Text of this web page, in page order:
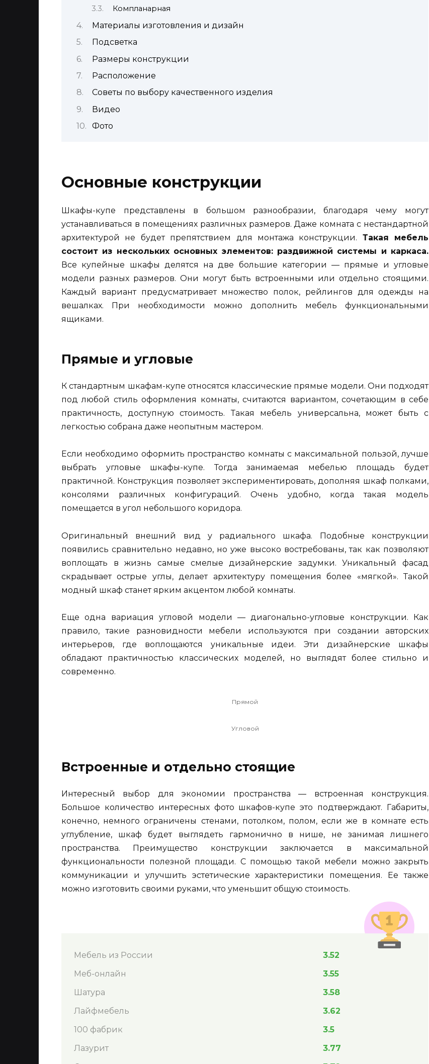
Компланарная
Материалы изготовления и дизайн
Подсветка
Размеры конструкции
Расположение
Советы по выбору качественного изделия
Видео
Фото
Основные конструкции
Шкафы-купе представлены в большом разнообразии, благодаря чему могут
устанавливаться в помещениях различных размеров. Даже комната с нестандартной
архитектурой не будет препятствием для монтажа конструкции. Такая мебель
состоит из нескольких основных элементов: раздвижной системы и каркаса.
Все купейные шкафы делятся на две большие категории — прямые и угловые
модели разных размеров. Они могут быть встроенными или отдельно стоящими.
Каждый вариант предусматривает множество полок, рейлингов для одежды на
вешалках. При необходимости можно дополнить мебель функциональными
ящиками.
Прямые и угловые
К стандартным шкафам-купе относятся классические прямые модели. Они подходят
под любой стиль оформления комнаты, считаются вариантом, сочетающим в себе
практичность, доступную стоимость. Такая мебель универсальна, может быть с
легкостью собрана даже неопытным мастером.
Если необходимо оформить пространство комнаты с максимальной пользой, лучше
выбрать угловые шкафы-купе. Тогда занимаемая мебелью площадь будет
практичной. Конструкция позволяет экспериментировать, дополняя шкаф полками,
консолями различных конфигураций. Очень удобно, когда такая модель
помещается в угол небольшого коридора.
Оригинальный внешний вид у радиального шкафа. Подобные конструкции
появились сравнительно недавно, но уже высоко востребованы, так как позволяют
воплощать в жизнь самые смелые дизайнерские задумки. Уникальный фасад
скрадывает острые углы, делает архитектуру помещения более «мягкой». Такой
модный шкаф станет ярким акцентом любой комнаты.
Еще одна вариация угловой модели — диагонально-угловые конструкции. Как
правило, такие разновидности мебели используются при создании авторских
интерьеров, где воплощаются уникальные идеи. Эти дизайнерские шкафы
обладают практичностью классических моделей, но выглядят более стильно и
современно.
Прямой
Угловой
Встроенные и отдельно стоящие
Интересный выбор для экономии пространства — встроенная конструкция.
Большое количество интересных фото шкафов-купе это подтверждают. Габариты,
конечно, немного ограничены стенами, потолком, полом, если же в комнате есть
углубление, шкаф будет выглядеть гармонично в нише, не занимая лишнего
пространства. Преимущество конструкции заключается в максимальной
функциональности полезной площади. С помощью такой мебели можно закрыть
коммуникации и улучшить эстетические характеристики помещения. Ее также
можно изготовить своими руками, что уменьшит общую стоимость.
Мебель из России
3.52
Меб-онлайн
3.55
Шатура
3.58
Лайфмебель
3.62
100 фабрик
3.5
Лазурит
3.77